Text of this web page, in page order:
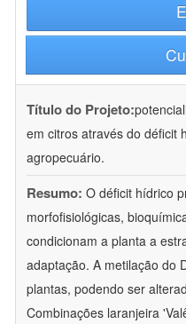
Título do Projeto:
em citros através do déficit
agropecuário.
Resumo: O déficit hídrico
morfofisiológicas,
condicionam a planta a
adaptação. A metilação do
plantas, podendo ser
Combinações laranjeira